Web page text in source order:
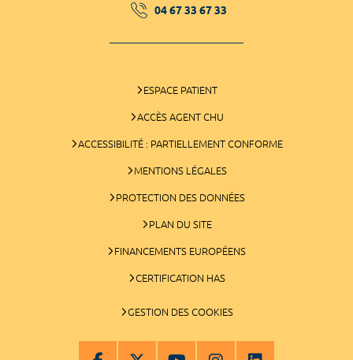
04 67 33 67 33
ESPACE PATIENT
ACCÈS AGENT CHU
ACCESSIBILITÉ : PARTIELLEMENT CONFORME
MENTIONS LÉGALES
PROTECTION DES DONNÉES
PLAN DU SITE
FINANCEMENTS EUROPÉENS
CERTIFICATION HAS
GESTION DES COOKIES